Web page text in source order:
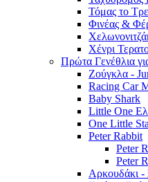
Τόμας το
Φινέας &
Χένρι
Πρώτα Γενέθλια
Ζούγκλα -
Racing Car
Baby Shark
Little One
One Little
Peter Rabbit
Peter
Peter
Αρκουδάκι -